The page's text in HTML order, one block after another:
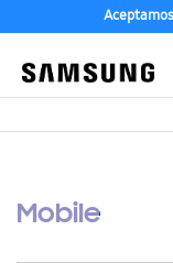
Mobile